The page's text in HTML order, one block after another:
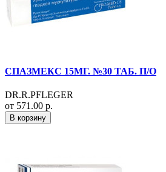
СПАЗМЕКС 15МГ. №30 ТАБ. П/О
DR.R.PFLEGER
от 571.00 р.
В корзину